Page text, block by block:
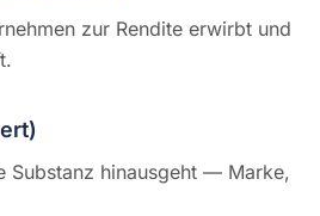
zur Rendite erwirbt und
Substanz hinausgeht — Marke,